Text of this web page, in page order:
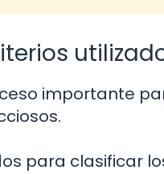
importante
para clasificar